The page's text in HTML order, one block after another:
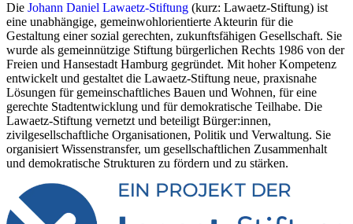
Die Johann Daniel Lawaetz-Stiftung (kurz: Lawaetz-Stiftung) ist
eine unabhängige, gemeinwohlorientierte Akteurin für die
Gestaltung einer sozial gerechten, zukunftsfähigen Gesellschaft. Sie
wurde als gemeinnützige Stiftung bürgerlichen Rechts 1986 von der
Freien und Hansestadt Hamburg gegründet. Mit hoher Kompetenz
entwickelt und gestaltet die Lawaetz-Stiftung neue, praxisnahe
Lösungen für gemeinschaftliches Bauen und Wohnen, für eine
gerechte Stadtentwicklung und für demokratische Teilhabe. Die
Lawaetz-Stiftung vernetzt und beteiligt Bürger:innen,
zivilgesellschaftliche Organisationen, Politik und Verwaltung. Sie
organisiert Wissenstransfer, um gesellschaftlichen Zusammenhalt
und demokratische Strukturen zu fördern und zu stärken.